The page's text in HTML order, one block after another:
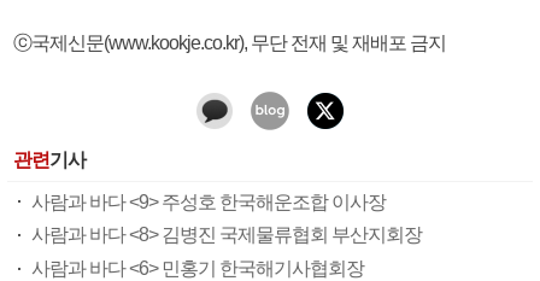
ⓒ국제신문(www.kookje.co.kr), 무단 전재 및 재배포 금지
관련기사
사람과 바다 <9> 주성호 한국해운조합 이사장
사람과 바다 <8> 김병진 국제물류협회 부산지회장
사람과 바다 <6> 민홍기 한국해기사협회장